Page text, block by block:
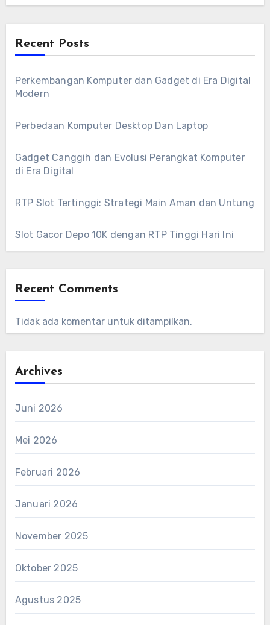
Recent Posts
Perkembangan Komputer dan Gadget di Era Digital
Modern
Perbedaan Komputer Desktop Dan Laptop
Gadget Canggih dan Evolusi Perangkat Komputer
di Era Digital
RTP Slot Tertinggi: Strategi Main Aman dan Untung
Slot Gacor Depo 10K dengan RTP Tinggi Hari Ini
Recent Comments
Tidak ada komentar untuk ditampilkan.
Archives
Juni 2026
Mei 2026
Februari 2026
Januari 2026
November 2025
Oktober 2025
Agustus 2025